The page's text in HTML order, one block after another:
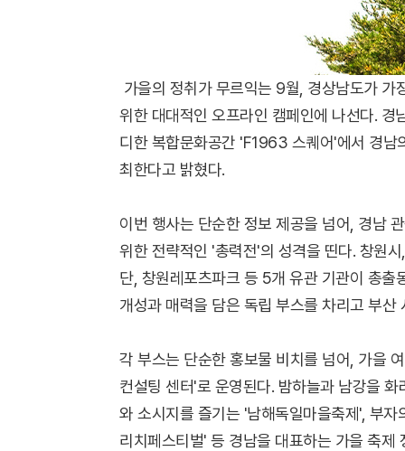
가을의 정취가 무르익는 9월, 경상남도가 가
위한 대대적인 오프라인 캠페인에 나선다.
디한 복합문화공간 'F1963 스퀘어'에서 경남
최한다고 밝혔다.
이번 행사는 단순한 정보 제공을 넘어, 경남
위한 전략적인 '총력전'의 성격을 띤다. 창원
단, 창원레포츠파크 등 5개 유관 기관이 총출
개성과 매력을 담은 독립 부스를 차리고 부산
각 부스는 단순한 홍보물 비치를 넘어, 가을
컨설팅 센터'로 운영된다. 밤하늘과 남강을
와 소시지를 즐기는 '남해독일마을축제', 부
리치페스티벌' 등 경남을 대표하는 가을 축